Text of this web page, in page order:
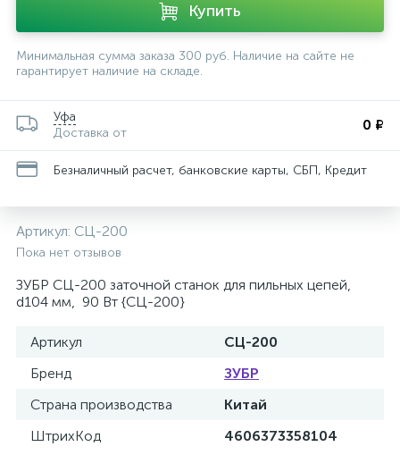
Купить
Минимальная сумма заказа 300 руб. Наличие на сайте не
гарантирует наличие на складе.
Уфа
Доставка от
0 ₽
Безналичный расчет, банковские карты, СБП, Кредит
Артикул: СЦ-200
Пока нет отзывов
ЗУБР СЦ-200 заточной станок для пильных цепей,
d104 мм, 90 Вт {СЦ-200}
Артикул
СЦ-200
Бренд
ЗУБР
Страна производства
Китай
ШтрихКод
4606373358104